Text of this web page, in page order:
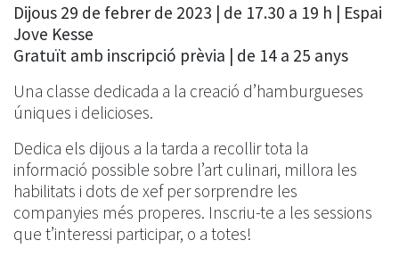
Dijous 29 de febrer de 2023 | de 17.30 a 19 h | Espai
Jove Kesse
Gratuït amb inscripció prèvia | de 14 a 25 anys
Una classe dedicada a la creació d’hamburgueses
úniques i delicioses.
Dedica els dijous a la tarda a recollir tota la
informació possible sobre l’art culinari, millora les
habilitats i dots de xef per sorprendre les
companyies més properes. Inscriu-te a les sessions
que t’interessi participar, o a totes!